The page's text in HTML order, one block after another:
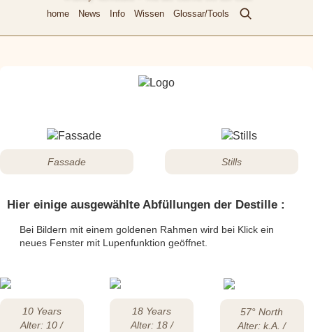
home News Info Wissen Glossar/Tools
Fassade Stills
Hier einige ausgewählte Abfüllungen der Destille :
Bei Bildern mit einem goldenen Rahmen wird bei Klick ein
neues Fenster mit Lupenfunktion geöffnet.
10 Years
Alter: 10 /
18 Years
Alter: 18 /
57° North
Alter: k.A. /